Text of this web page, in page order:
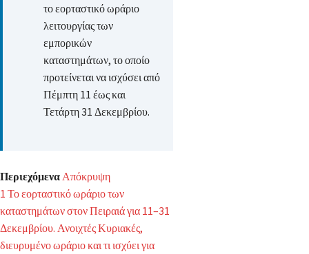
το εορταστικό ωράριο
λειτουργίας των
εμπορικών
καταστημάτων, το οποίο
προτείνεται να ισχύσει από
Πέμπτη 11 έως και
Τετάρτη 31 Δεκεμβρίου.
Περιεχόμενα Απόκρυψη
1 Το εορταστικό ωράριο των
καταστημάτων στον Πειραιά για 11–31
Δεκεμβρίου. Ανοιχτές Κυριακές,
διευρυμένο ωράριο και τι ισχύει για